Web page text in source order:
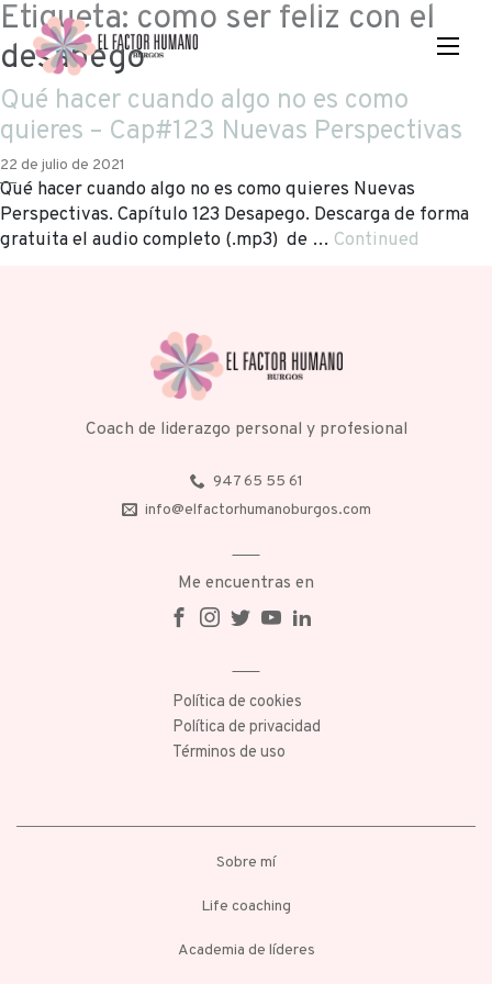
Etiqueta: como ser feliz con el
desapego
Qué hacer cuando algo no es como
quieres – Cap#123 Nuevas Perspectivas
22 de julio de 2021
Qué hacer cuando algo no es como quieres Nuevas
Perspectivas. Capítulo 123 Desapego. Descarga de forma
gratuita el audio completo (.mp3) de … Continued
Coach de liderazgo personal y profesional
947 65 55 61
info@elfactorhumanoburgos.com
Me encuentras en
Política de cookies
Política de privacidad
Términos de uso
Sobre mí
Life coaching
Academia de líderes